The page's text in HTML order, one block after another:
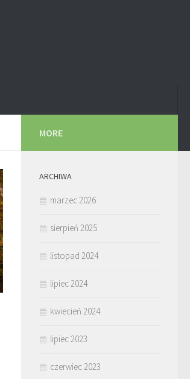
MORE
ARCHIWA
marzec 2026
sierpień 2025
listopad 2024
lipiec 2024
kwiecień 2024
lipiec 2023
czerwiec 2023